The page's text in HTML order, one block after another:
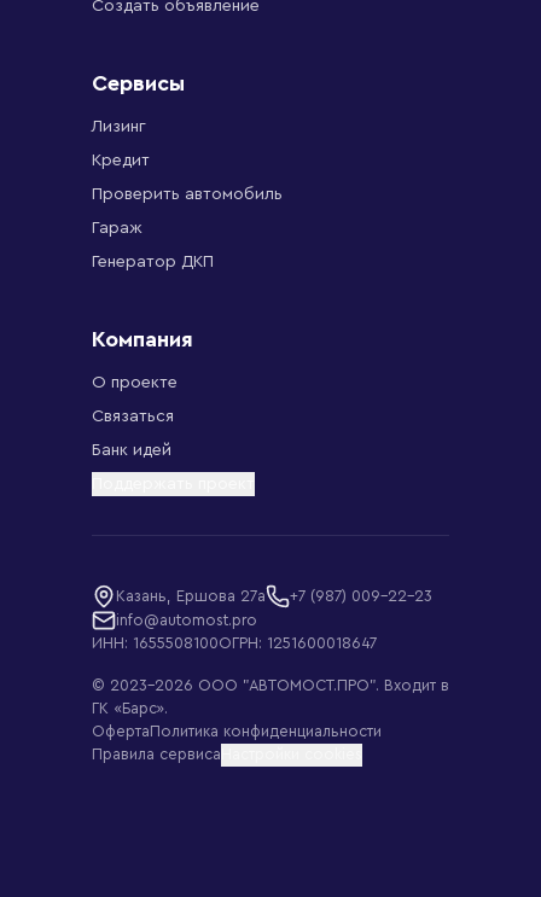
Создать объявление
Сервисы
Лизинг
Кредит
Проверить автомобиль
Гараж
Генератор ДКП
Компания
О проекте
Связаться
Банк идей
Казань, Ершова 27а
+7 (987) 009-22-23
info@automost.pro
ИНН: 1655508100ОГРН: 1251600018647
© 2023–2026 ООО "АВТОМОСТ.ПРО". Входит в
ГК «Барс».
Оферта Политика конфиденциальности
Правила сервиса